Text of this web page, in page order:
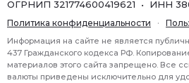
ОГРНИП 321774600419621 • ИНН
Политика конфиденциальности ·
Информация на сайте не является
437 Гражданского кодекса РФ.
материалов этого сайта запрещено. Все
валюты приведены исключительно для